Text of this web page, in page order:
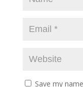
Save my